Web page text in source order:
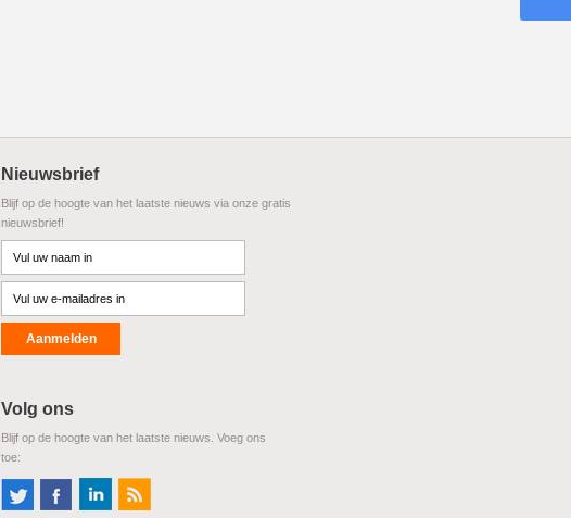
Nieuwsbrief
Blijf op de hoogte van het laatste nieuws via onze gratis
nieuwsbrief!
Volg ons
Blijf op de hoogte van het laatste nieuws. Voeg ons
toe: